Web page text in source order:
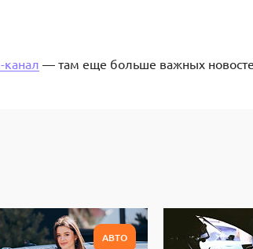
канал — там еще больше важных
АВТО